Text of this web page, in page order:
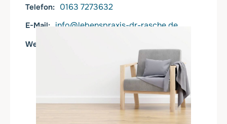
Telefon 0163 7273632
E-Mail info@lebenspraxis-dr-rasche.de
Web